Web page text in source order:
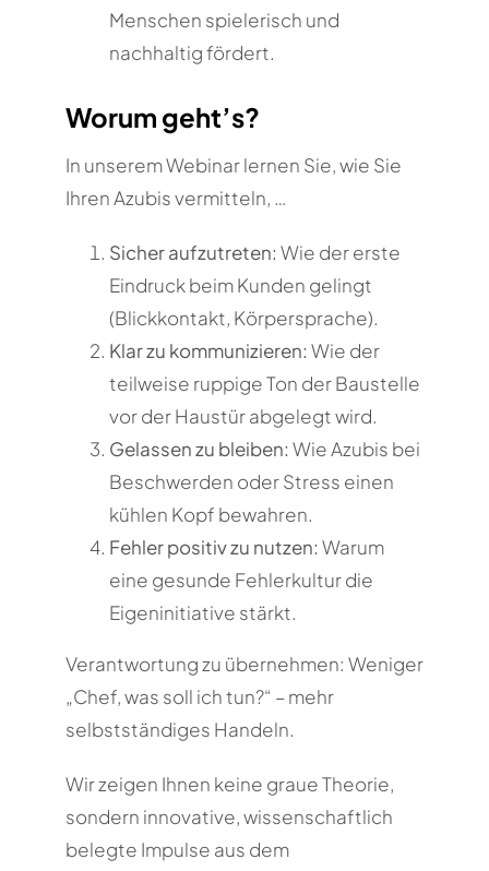
Menschen spielerisch und
nachhaltig fördert.
Worum geht’s?
In unserem Webinar lernen Sie, wie Sie
Ihren Azubis vermitteln, …
Sicher aufzutreten: Wie der erste
Eindruck beim Kunden gelingt
(Blickkontakt, Körpersprache).
Klar zu kommunizieren: Wie der
teilweise ruppige Ton der Baustelle
vor der Haustür abgelegt wird.
Gelassen zu bleiben: Wie Azubis bei
Beschwerden oder Stress einen
kühlen Kopf bewahren.
Fehler positiv zu nutzen: Warum
eine gesunde Fehlerkultur die
Eigeninitiative stärkt.
Verantwortung zu übernehmen: Weniger
„Chef, was soll ich tun?“ – mehr
selbstständiges Handeln.
Wir zeigen Ihnen keine graue Theorie,
sondern innovative, wissenschaftlich
belegte Impulse aus dem